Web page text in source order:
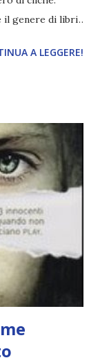
il genere di libri
estate (+ 2
da altri.
ma non
odiano. 🍦 Al
e Noi due
è
libri (tra
inse...
A LEGGERE!